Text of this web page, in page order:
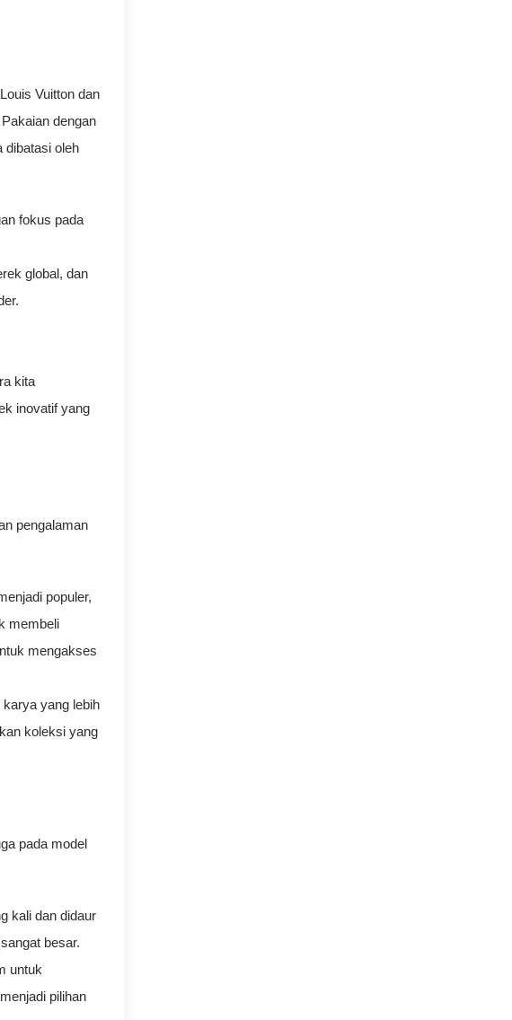
Vuitton dan
dengan
dibatasi oleh
fokus pada
global, dan
kita
inovatif yang
pengalaman
populer,
membeli
mengakses
yang lebih
koleksi yang
pada model
kali dan didaur
besar.
untuk
pilihan